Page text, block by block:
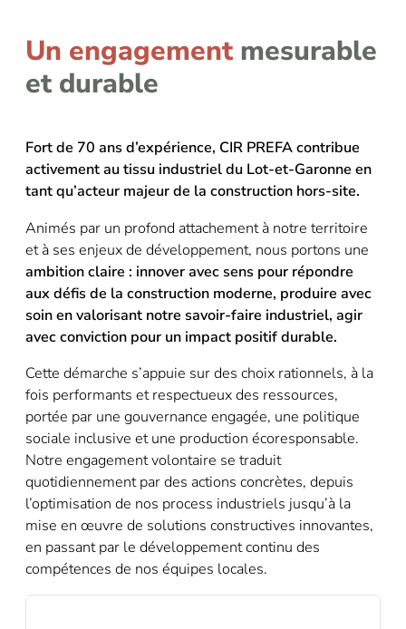
Un engagementmesurable
et durable
Fort de 70 ans d’expérience, CIR PREFA contribue
activement au tissu industriel du Lot-et-Garonne en
tant qu’acteur majeur de la construction hors-site.
Animés par un profond attachement à notre territoire
et à ses enjeux de développement, nous portons une
ambition claire : innover avec sens pour répondre
aux défis de la construction moderne, produire avec
soin en valorisant notre savoir-faire industriel, agir
avec conviction pour un impact positif durable.
Cette démarche s’appuie sur des choix rationnels, à la
fois performants et respectueux des ressources,
portée par une gouvernance engagée, une politique
sociale inclusive et une production écoresponsable.
Notre engagement volontaire se traduit
quotidiennement par des actions concrètes, depuis
l’optimisation de nos process industriels jusqu’à la
mise en œuvre de solutions constructives innovantes,
en passant par le développement continu des
compétences de nos équipes locales.